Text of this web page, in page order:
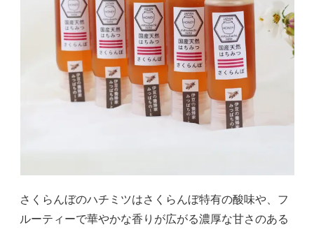
さくらんぼのハチミツはさくらんぼ特有の酸味や、フ
ルーティーで華やかな香りが広がる濃厚な甘さのある